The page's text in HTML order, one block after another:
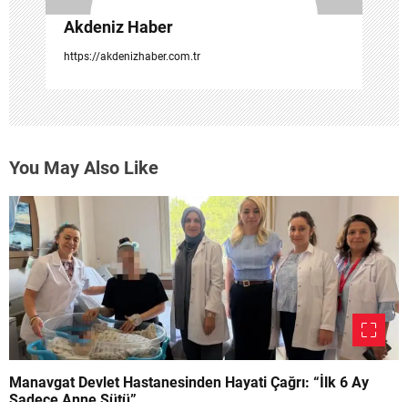
Akdeniz Haber
https://akdenizhaber.com.tr
You May Also Like
Manavgat Devlet Hastanesinden Hayati Çağrı: “İlk 6 Ay